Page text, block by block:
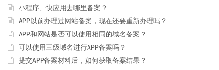
小程序、快应用去哪里备案？
APP以前办理过网站备案，现在还要重新办理吗？
APP和网站是否可以使用相同的域名备案？
可以使用三级域名进行APP备案吗？
提交APP备案材料后，如何获取备案结果？